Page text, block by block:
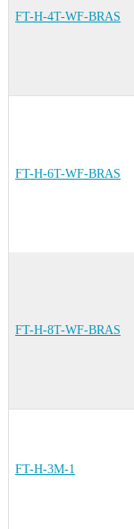
FT-H-4T-WF-BRAS
FT-H-6T-WF-BRAS
FT-H-8T-WF-BRAS
FT-H-3M-1